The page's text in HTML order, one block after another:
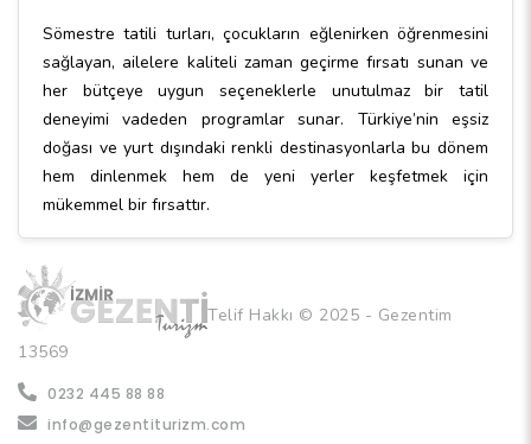
Sömestre tatili turları, çocukların eğlenirken öğrenmesini
sağlayan, ailelere kaliteli zaman geçirme fırsatı sunan ve
her bütçeye uygun seçeneklerle unutulmaz bir tatil
deneyimi vadeden programlar sunar. Türkiye’nin eşsiz
doğası ve yurt dışındaki renkli destinasyonlarla bu dönem
hem dinlenmek hem de yeni yerler keşfetmek için
mükemmel bir fırsattır.
Telif Hakkı © 2025 - Gezentim
13569
0232 445 88 88
info@gezentiturizm.com